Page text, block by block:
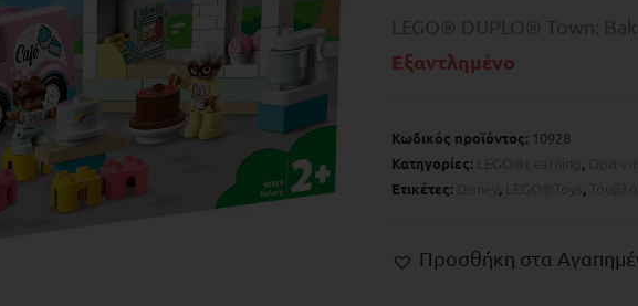
Εξαντλημένο
Κωδικός προϊόντος: 10928
Κατηγορίες:
,
Ετικέτες:
, ,
Προσθήκη στα